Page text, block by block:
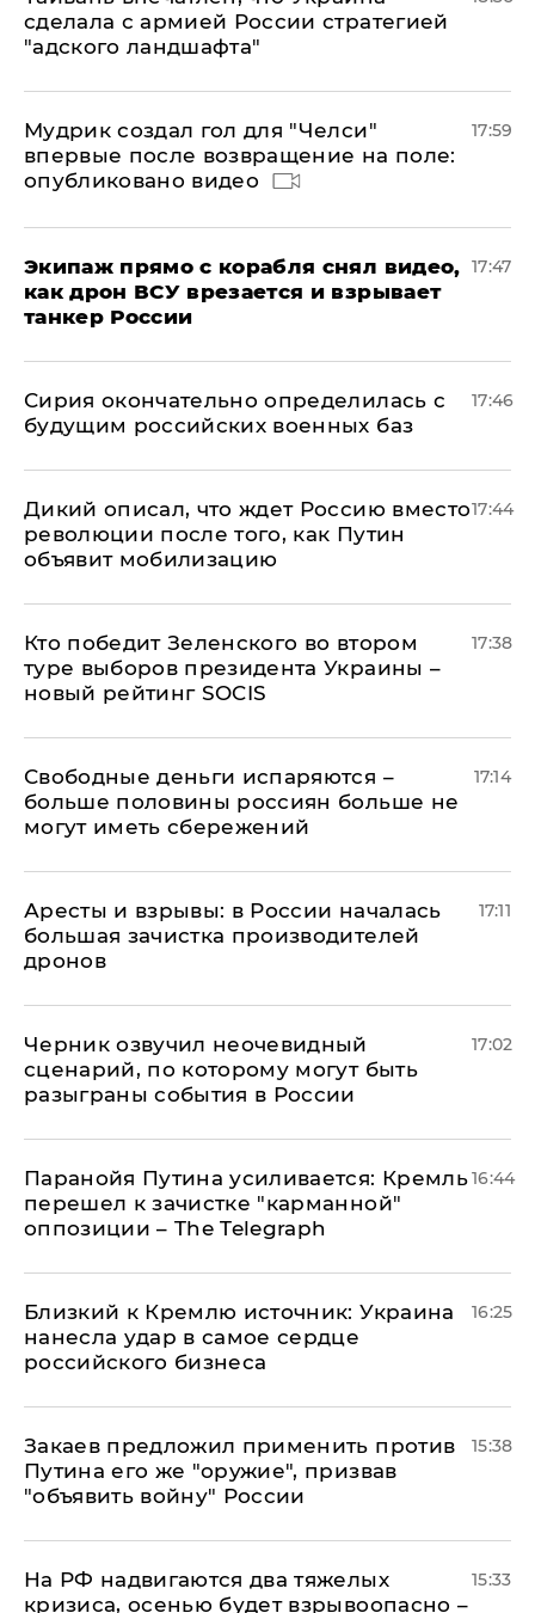
сделала с армией России стратегией
"адского ландшафта"
Мудрик создал гол для "Челси"
впервые после возвращение на поле:
опубликовано видео
17:59
Экипаж прямо с корабля снял видео,
как дрон ВСУ врезается и взрывает
танкер России
17:47
Сирия окончательно определилась с
будущим российских военных баз
17:46
Дикий описал, что ждет Россию вместо
революции после того, как Путин
объявит мобилизацию
17:44
Кто победит Зеленского во втором
туре выборов президента Украины –
новый рейтинг SOCIS
17:38
Свободные деньги испаряются –
больше половины россиян больше не
могут иметь сбережений
17:14
Аресты и взрывы: в России началась
большая зачистка производителей
дронов
17:11
Черник озвучил неочевидный
сценарий, по которому могут быть
разыграны события в России
17:02
Паранойя Путина усиливается: Кремль
перешел к зачистке "карманной"
оппозиции – The Telegraph
16:44
Близкий к Кремлю источник: Украина
нанесла удар в самое сердце
российского бизнеса
16:25
Закаев предложил применить против
Путина его же "оружие", призвав
"объявить войну" России
15:38
На РФ надвигаются два тяжелых
кризиса, осенью будет взрывоопасно –
15:33